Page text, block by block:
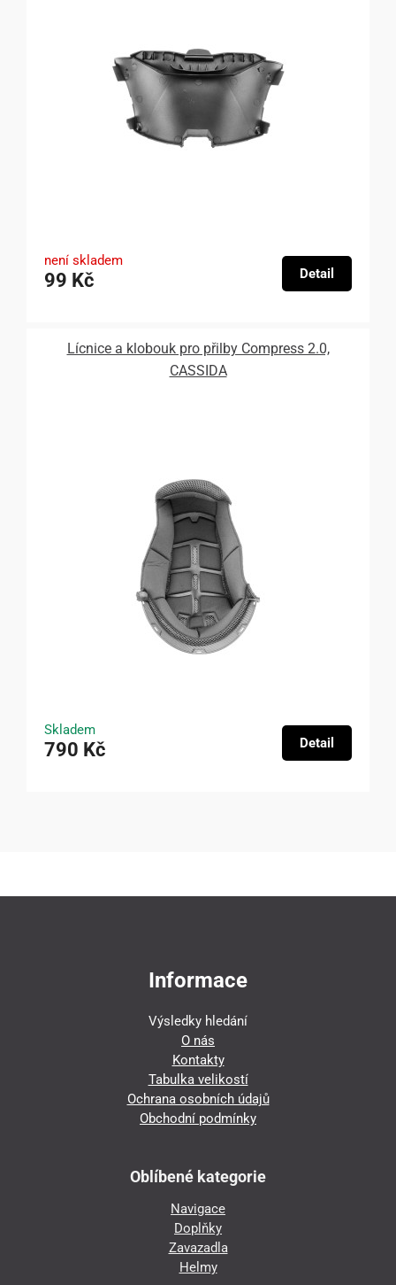
není skladem
99 Kč Detail
Lícnice a klobouk pro přilby Compress 2.0,
CASSIDA
Skladem
790 Kč Detail
Informace
Výsledky hledání
O nás
Kontakty
Tabulka velikostí
Ochrana osobních údajů
Obchodní podmínky
Oblíbené kategorie
Navigace
Doplňky
Zavazadla
Helmy